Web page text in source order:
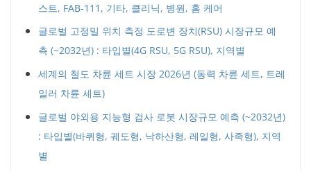
스트, FAB-111, 기타, 클리닉, 병원, 홈 케어
글로벌 고정밀 위치 측정 도로변 장치(RSU) 시장규모 예
측 (~2032년) : 타입별(4G RSU, 5G RSU), 지역별
세계의 철도 차륜 세트 시장 2026년 (동력 차륜 세트, 트레
일러 차륜 세트)
글로벌 야외용 지능형 검사 로봇 시장규모 예측 (~2032년)
: 타입별(바퀴형, 궤도형, 낙하산형, 레일형, 사족형), 지역
별